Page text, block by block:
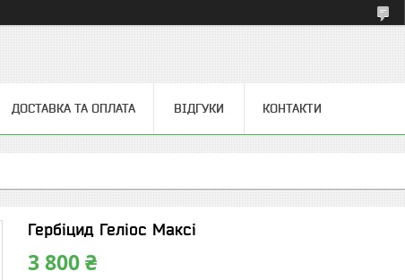
ДОСТАВКА ТА ОПЛАТА ВІДГУКИ КОНТАКТИ
Гербіцид Геліос Максі
3 800 ₴